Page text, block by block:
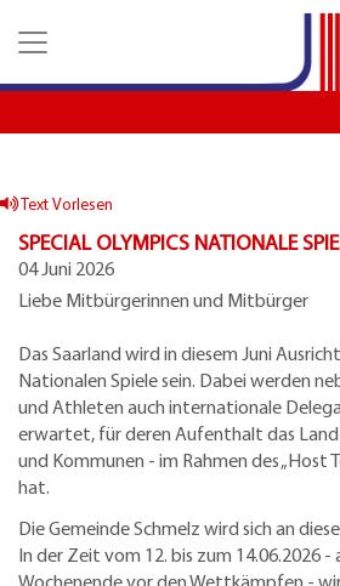
H
t
I
l
e
n Text Vorlesen
SPECIAL OLYMPICS NATIONALE
04 Juni 2026
Liebe Mitbürgerinnen und Mitbürger
Das Saarland wird in diesem Juni
Nationalen Spiele sein. Dabei werden
und Athleten auch internationale
erwartet, für deren Aufenthalt das
und Kommunen - im Rahmen des „Host
hat.
Die Gemeinde Schmelz wird sich an
In der Zeit vom 12. bis zum 14.06.2026 -
Wochenende vor den Wettkämpfen -